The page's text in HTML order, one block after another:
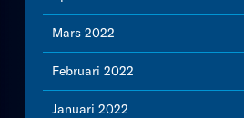
Mars 2022
Februari 2022
Januari 2022